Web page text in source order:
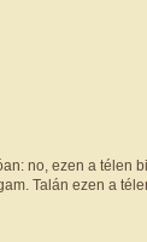
no, ezen a télen
Talán ezen a